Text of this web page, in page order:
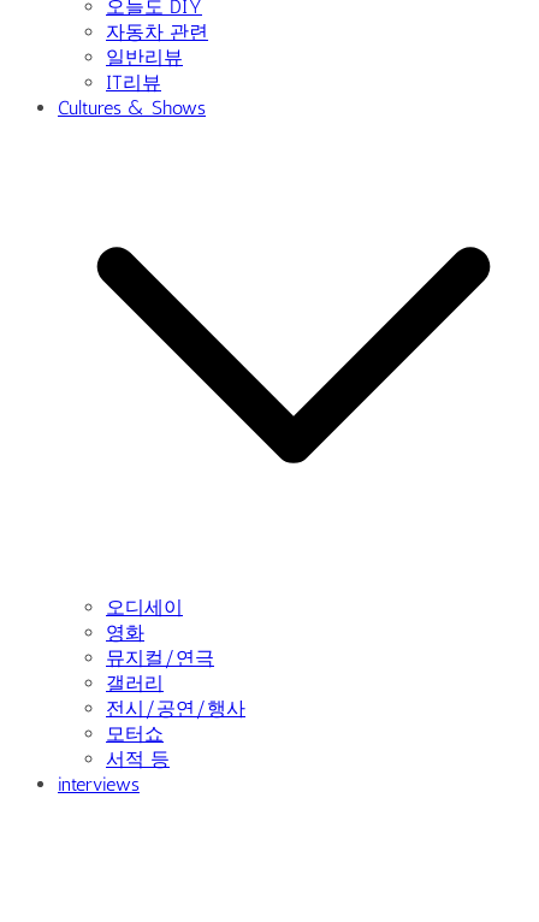
오늘도 DIY
자동차 관련
일반리뷰
IT리뷰
Cultures & Shows
오디세이
영화
뮤지컬/연극
갤러리
전시/공연/행사
모터쇼
서적 등
interviews